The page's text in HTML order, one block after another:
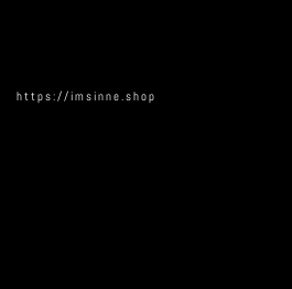
https://imsinne.shop